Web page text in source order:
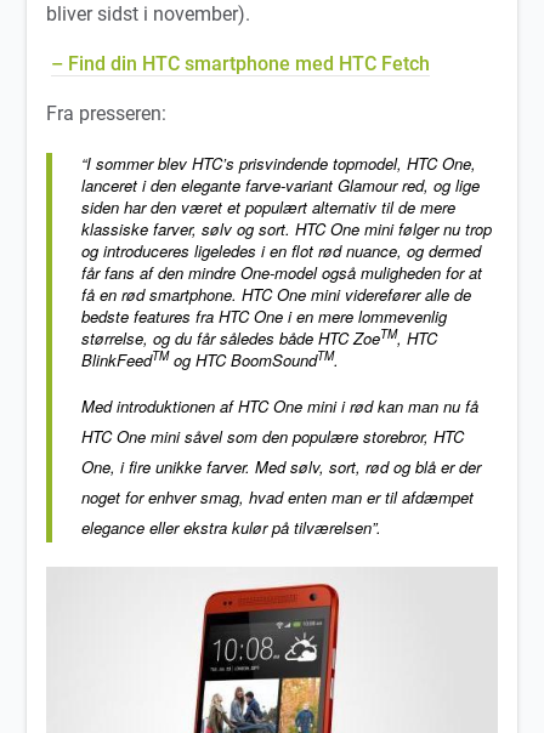
bliver sidst i november).
– Find din HTC smartphone med HTC Fetch
Fra presseren:
“I sommer blev HTC’s prisvindende topmodel, HTC One,
lanceret i den elegante farve-variant Glamour red, og lige
siden har den været et populært alternativ til de mere
klassiske farver, sølv og sort. HTC One mini følger nu trop
og introduceres ligeledes i en flot rød nuance, og dermed
får fans af den mindre One-model også muligheden for at
få en rød smartphone. HTC One mini viderefører alle de
bedste features fra HTC One i en mere lommevenlig
størrelse, og du får således både HTC ZoeTM, HTC
BlinkFeedTMog HTC BoomSoundTM.
Med introduktionen af HTC One mini i rød kan man nu få
HTC One mini såvel som den populære storebror, HTC
One, i fire unikke farver. Med sølv, sort, rød og blå er der
noget for enhver smag, hvad enten man er til afdæmpet
elegance eller ekstra kulør på tilværelsen”.